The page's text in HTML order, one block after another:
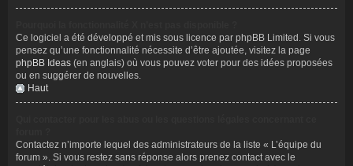
Ce logiciel a été développé et mis sous licence par phpBB Limited. Si vous
pensez qu’une fonctionnalité nécessite d’être ajoutée, visitez la page
phpBB Ideas (en anglais) où vous pouvez voter pour des idées proposées
ou en suggérer de nouvelles.
Haut
Contactez n’importe lequel des administrateurs de la liste « L’équipe du
forum ». Si vous restez sans réponse alors prenez contact avec le